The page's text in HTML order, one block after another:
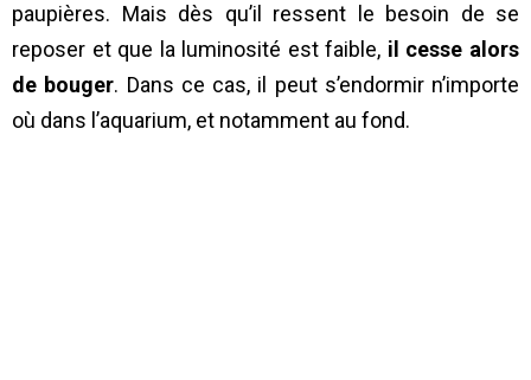
paupières. Mais dès qu’il ressent le besoin de se
reposer et que la luminosité est faible, il cesse alors
de bouger. Dans ce cas, il peut s’endormir n’importe
où dans l’aquarium, et notamment au fond.